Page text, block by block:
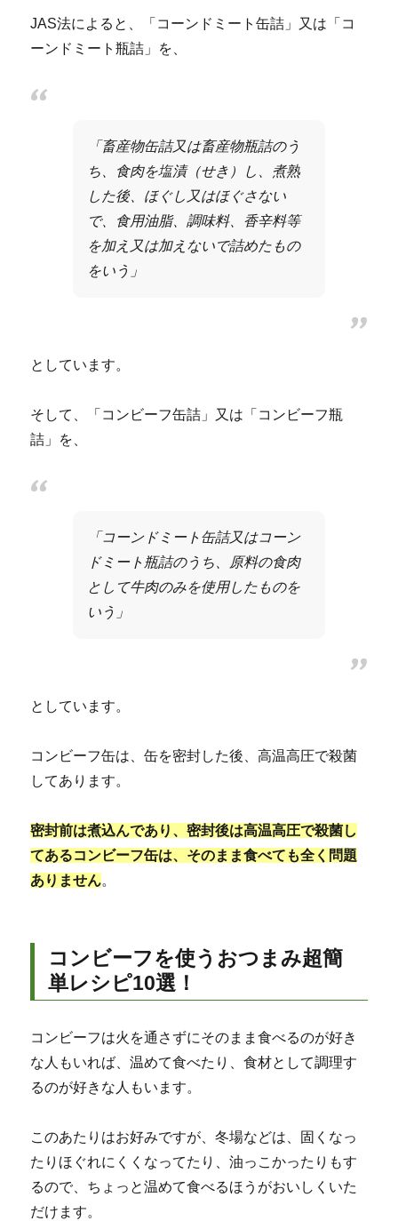
JAS法によると、「コーンドミート缶詰」又は「コ
ーンドミート瓶詰」を、
「畜産物缶詰又は畜産物瓶詰のう
ち、食肉を塩漬（せき）し、煮熟
した後、ほぐし又はほぐさない
で、食用油脂、調味料、香辛料等
を加え又は加えないで詰めたもの
をいう」
としています。
そして、「コンビーフ缶詰」又は「コンビーフ瓶
詰」を、
「コーンドミート缶詰又はコーン
ドミート瓶詰のうち、原料の食肉
として牛肉のみを使用したものを
いう」
としています。
コンビーフ缶は、缶を密封した後、高温高圧で殺菌
してあります。
密封前は煮込んであり、密封後は高温高圧で殺菌し
てあるコンビーフ缶は、そのまま食べても全く問題
ありません。
コンビーフを使うおつまみ超簡
単レシピ10選！
コンビーフは火を通さずにそのまま食べるのが好き
な人もいれば、温めて食べたり、食材として調理す
るのが好きな人もいます。
このあたりはお好みですが、冬場などは、固くなっ
たりほぐれにくくなってたり、油っこかったりもす
るので、ちょっと温めて食べるほうがおいしくいた
だけます。